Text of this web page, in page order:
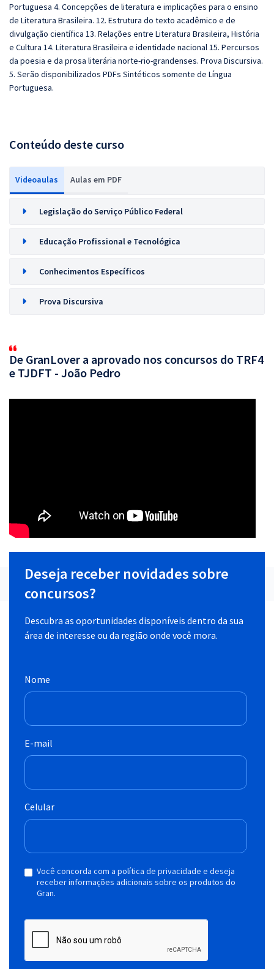
Portuguesa 4. Concepções de literatura e implicações para o ensino
de Literatura Brasileira. 12. Estrutura do texto acadêmico e de
divulgação científica 13. Relações entre Literatura Brasileira, História
e Cultura 14. Literatura Brasileira e identidade nacional 15. Percursos
da poesia e da prosa literária norte-rio-grandenses. Prova Discursiva.
5. Serão disponibilizados PDFs Sintéticos somente de Língua
Portuguesa.
Conteúdo deste curso
Videoaulas Aulas em PDF
Legislação do Serviço Público Federal
Educação Profissional e Tecnológica
Conhecimentos Específicos
Prova Discursiva
De GranLover a aprovado nos concursos do TRF4
e TJDFT - João Pedro
Deseja receber novidades sobre
concursos?
Descubra as oportunidades disponíveis dentro da sua
área de interesse ou da região onde você mora.
Nome
E-mail
Celular
Você concorda com a política de privacidade e deseja
receber informações adicionais sobre os produtos do
Gran.